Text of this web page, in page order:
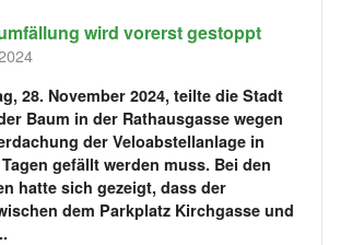
wird vorerst gestoppt
28. November 2024, teilte die Stadt
Baum in der Rathausgasse wegen
der Veloabstellanlage in
gefällt werden muss. Bei den
hatte sich gezeigt, dass der
dem Parkplatz Kirchgasse und